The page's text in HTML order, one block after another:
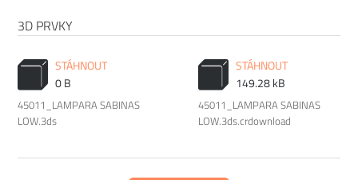
Kolekci Sabinas pro VONDOM navrhl španělský designér
Javier Mariscal. Pestrá řada zaujme svými organickými tvary,
které mají připomínat písečné duny a křivky ženského těla.
3D PRVKY
STÁHNOUT
0 B
45011_LAMPARA SABINAS
LOW.3ds
STÁHNOUT
149.28 kB
45011_LAMPARA SABINAS
LOW.3ds.crdownload